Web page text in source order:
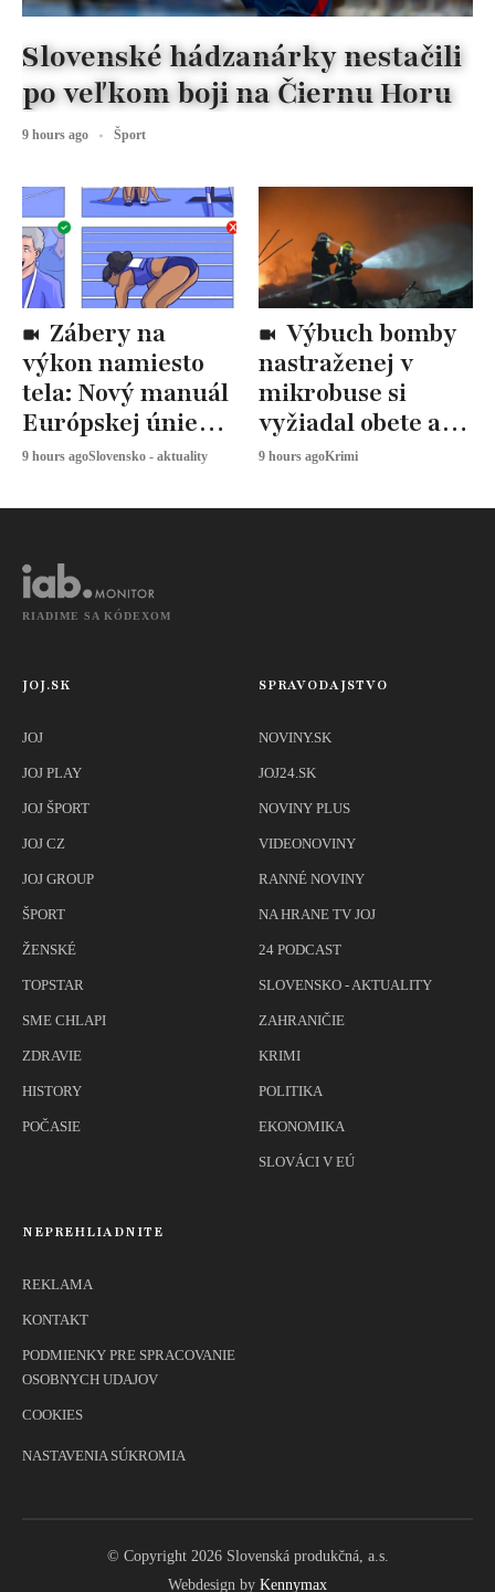
výkon namiesto
tela: Nový manuál
Európskej únie
určuje, ako
športovkyne
9 hours agoSlovensko - aktuality
nastraženej v
mikrobuse si
vyžiadal obete a
zranených
9 hours agoKrimi
Slovenské hádzanárky nestačili
po veľkom boji na Čiernu Horu
9 hours ago Šport
RIADIME SA KÓDEXOM
JOJ.SK
JOJ
JOJ PLAY
JOJ ŠPORT
JOJ CZ
JOJ GROUP
ŠPORT
ŽENSKÉ
TOPSTAR
SME CHLAPI
ZDRAVIE
HISTORY
POČASIE
SPRAVODAJSTVO
NOVINY.SK
JOJ24.SK
NOVINY PLUS
VIDEONOVINY
RANNÉ NOVINY
NA HRANE TV JOJ
24 PODCAST
SLOVENSKO - AKTUALITY
ZAHRANIČIE
KRIMI
POLITIKA
EKONOMIKA
SLOVÁCI V EÚ
NEPREHLIADNITE
REKLAMA
KONTAKT
PODMIENKY PRE SPRACOVANIE
OSOBNYCH UDAJOV
COOKIES
NASTAVENIA SÚKROMIA
© Copyright 2026 Slovenská produkčná, a.s.
Webdesign by Kennymax